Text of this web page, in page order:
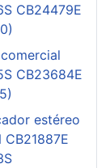
CB24479E
CB23684E
estéreo